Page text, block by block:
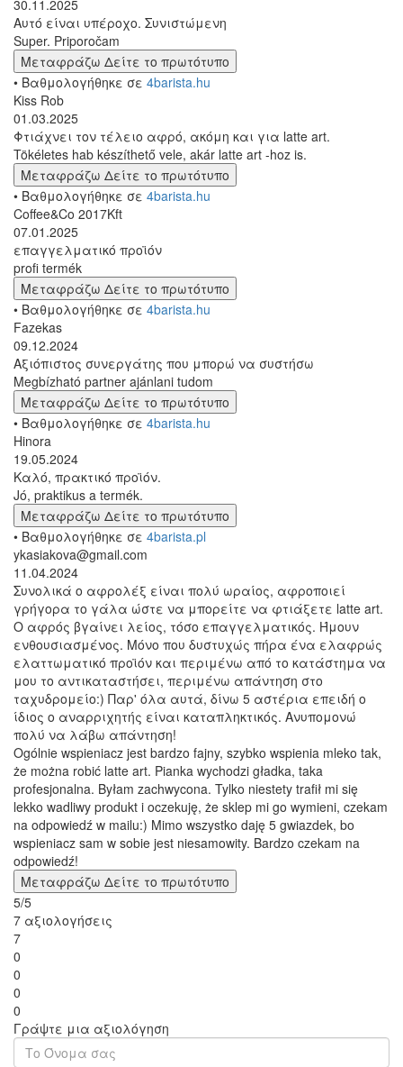
30.11.2025
Αυτό είναι υπέροχο. Συνιστώμενη
Super. Priporočam
Μεταφράζω Δείτε το πρωτότυπο
• Βαθμολογήθηκε σε 4barista.hu
Kiss Rob
01.03.2025
Φτιάχνει τον τέλειο αφρό, ακόμη και για latte art.
Tökéletes hab készíthető vele, akár latte art -hoz is.
Μεταφράζω Δείτε το πρωτότυπο
• Βαθμολογήθηκε σε 4barista.hu
Coffee&Co 2017Kft
07.01.2025
επαγγελματικό προϊόν
profi termék
Μεταφράζω Δείτε το πρωτότυπο
• Βαθμολογήθηκε σε 4barista.hu
Fazekas
09.12.2024
Αξιόπιστος συνεργάτης που μπορώ να συστήσω
Megbízható partner ajánlani tudom
Μεταφράζω Δείτε το πρωτότυπο
• Βαθμολογήθηκε σε 4barista.hu
Hinora
19.05.2024
Καλό, πρακτικό προϊόν.
Jó, praktikus a termék.
Μεταφράζω Δείτε το πρωτότυπο
• Βαθμολογήθηκε σε 4barista.pl
ykasiakova@gmail.com
11.04.2024
Συνολικά ο αφρολέξ είναι πολύ ωραίος, αφροποιεί
γρήγορα το γάλα ώστε να μπορείτε να φτιάξετε latte art.
Ο αφρός βγαίνει λείος, τόσο επαγγελματικός. Ήμουν
ενθουσιασμένος. Μόνο που δυστυχώς πήρα ένα ελαφρώς
ελαττωματικό προϊόν και περιμένω από το κατάστημα να
μου το αντικαταστήσει, περιμένω απάντηση στο
ταχυδρομείο:) Παρ' όλα αυτά, δίνω 5 αστέρια επειδή ο
ίδιος ο αναρριχητής είναι καταπληκτικός. Ανυπομονώ
πολύ να λάβω απάντηση!
Ogólnie wspieniacz jest bardzo fajny, szybko wspienia mleko tak,
że można robić latte art. Pianka wychodzi gładka, taka
profesjonalna. Byłam zachwycona. Tylko niestety trafił mi się
lekko wadliwy produkt i oczekuję, że sklep mi go wymieni, czekam
na odpowiedź w mailu:) Mimo wszystko daję 5 gwiazdek, bo
wspieniacz sam w sobie jest niesamowity. Bardzo czekam na
odpowiedź!
Μεταφράζω Δείτε το πρωτότυπο
5/5
7 αξιολογήσεις
7
0
0
0
0
Γράψτε μια αξιολόγηση